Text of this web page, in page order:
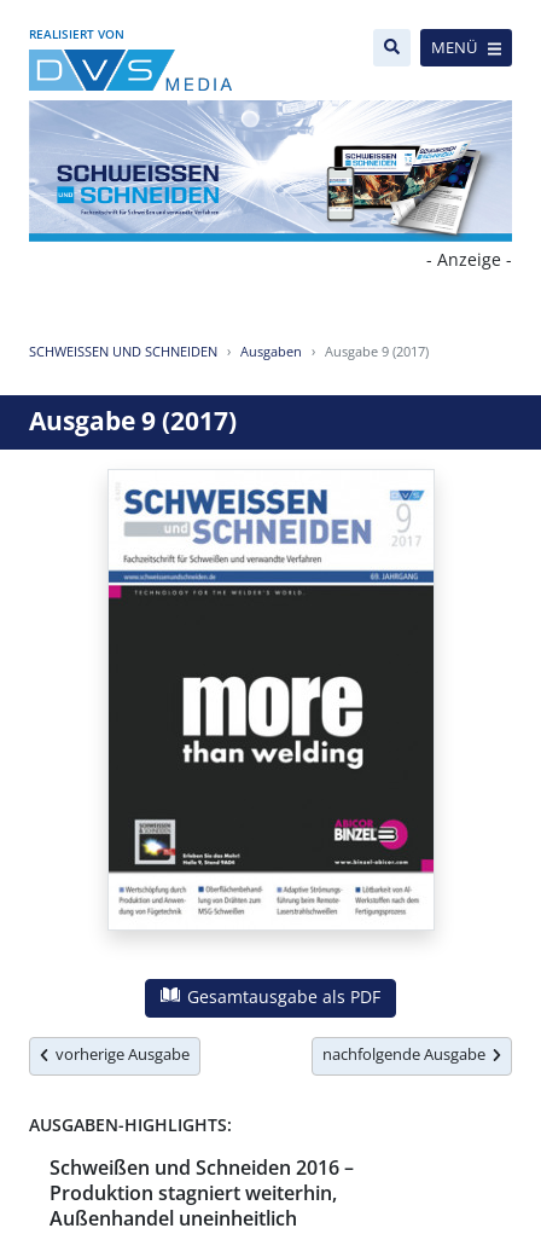
REALISIERT VON
MENÜ
- Anzeige -
SCHWEISSEN UND SCHNEIDEN Ausgaben Ausgabe 9 (2017)
Ausgabe 9 (2017)
Gesamtausgabe als PDF
vorherige Ausgabe nachfolgende Ausgabe
AUSGABEN-HIGHLIGHTS:
Schweißen und Schneiden 2016 –
Produktion stagniert weiterhin,
Außenhandel uneinheitlich